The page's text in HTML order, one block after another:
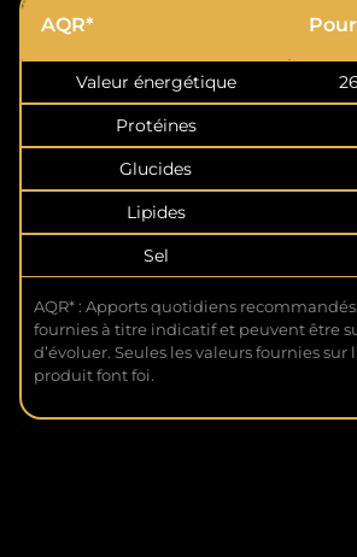
AQR*
Valeur énergétique
Protéines
Glucides
Lipides
Sel
AQR* : Apports quotidiens
fournies à titre indicatif et peuvent être
d’évoluer. Seules les valeurs fournies sur
produit font foi.